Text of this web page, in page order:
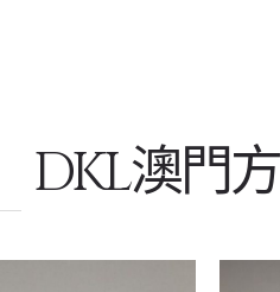
DKL澳門